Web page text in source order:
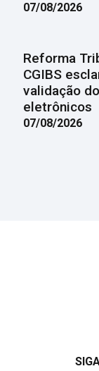
07/08/2026
Reforma
CGIBS
validação
eletrônicos
07/08/2026